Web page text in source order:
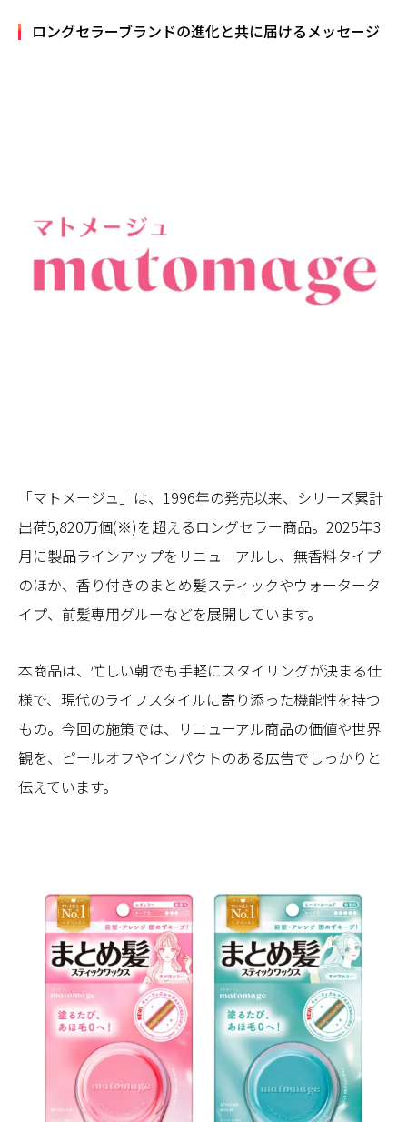
ロングセラーブランドの進化と共に届けるメッセージ
「マトメージュ」は、1996年の発売以来、シリーズ累計
出荷5,820万個(※)を超えるロングセラー商品。2025年3
月に製品ラインアップをリニューアルし、無香料タイプ
のほか、香り付きのまとめ髪スティックやウォータータ
イプ、前髪専用グルーなどを展開しています。
本商品は、忙しい朝でも手軽にスタイリングが決まる仕
様で、現代のライフスタイルに寄り添った機能性を持つ
もの。今回の施策では、リニューアル商品の価値や世界
観を、ピールオフやインパクトのある広告でしっかりと
伝えています。